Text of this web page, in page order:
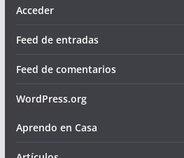
Acceder
Feed de entradas
Feed de comentarios
WordPress.org
Aprendo en Casa